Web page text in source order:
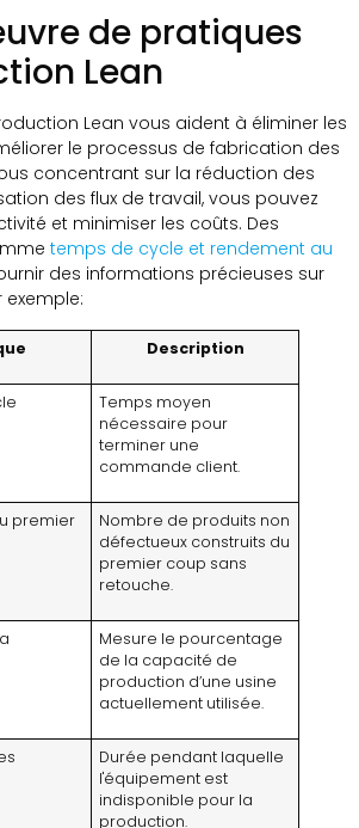
de pratiques
Lean
Lean vous aident à éliminer les
le processus de fabrication des
concentrant sur la réduction des
des flux de travail, vous pouvez
et minimiser les coûts. Des
temps de cycle et rendement au
des informations précieuses sur
Description
Temps moyen
nécessaire pour
terminer une
commande client.
premier
Nombre de produits non
défectueux construits du
premier coup sans
retouche.
Mesure le pourcentage
de la capacité de
production d’une usine
actuellement utilisée.
Durée pendant laquelle
l'équipement est
indisponible pour la
production.